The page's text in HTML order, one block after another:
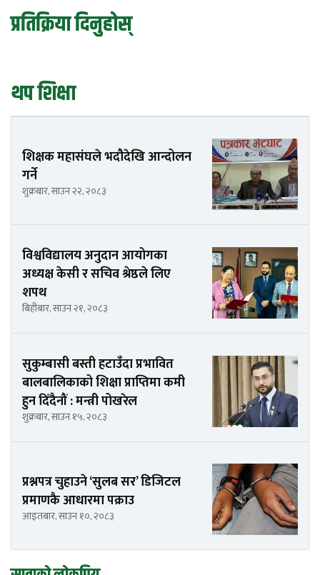
प्रतिक्रिया दिनुहोस्
थप शिक्षा
शिक्षक महासंघले भदौदेखि आन्दोलन
गर्ने
शुक्रबार, साउन २२, २०८३
विश्वविद्यालय अनुदान आयोगका
अध्यक्ष केसी र सचिव श्रेष्ठले लिए
शपथ
बिहीबार, साउन २१, २०८३
सुकुम्बासी बस्ती हटाउँदा प्रभावित
बालबालिकाको शिक्षा प्राप्तिमा कमी
हुन दिँदैनौं : मन्त्री पोखरेल
शुक्रबार, साउन १५, २०८३
प्रश्नपत्र चुहाउने ‘सुलब सर’ डिजिटल
प्रमाणकै आधारमा पक्राउ
आइतबार, साउन १०, २०८३